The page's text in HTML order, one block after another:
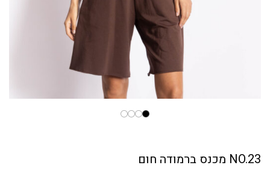
NO.23 מכנס ברמודה חום